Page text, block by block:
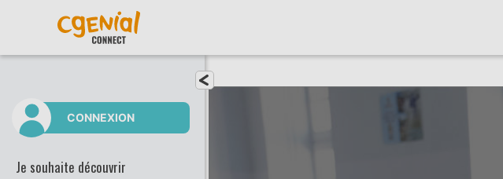
Fermer le menu
CONNEXION
Je souhaite découvrir